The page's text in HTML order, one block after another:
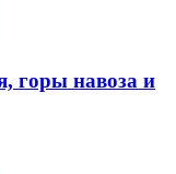
горы навоза и